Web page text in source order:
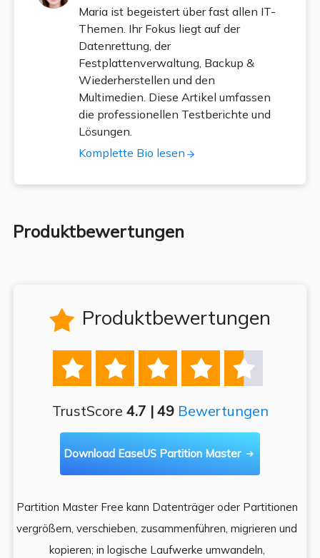
Maria ist begeistert über fast allen IT-
Themen. Ihr Fokus liegt auf der
Datenrettung, der
Festplattenverwaltung, Backup &
Wiederherstellen und den
Multimedien. Diese Artikel umfassen
die professionellen Testberichte und
Lösungen.
Komplette Bio lesen
Produktbewertungen
 Produktbewertungen
    
TrustScore 4.7 | 49 Bewertungen
Download EaseUS Partition Master 
Partition Master Free kann Datenträger oder Partitionen
vergrößern, verschieben, zusammenführen, migrieren und
kopieren; in logische Laufwerke umwandeln,